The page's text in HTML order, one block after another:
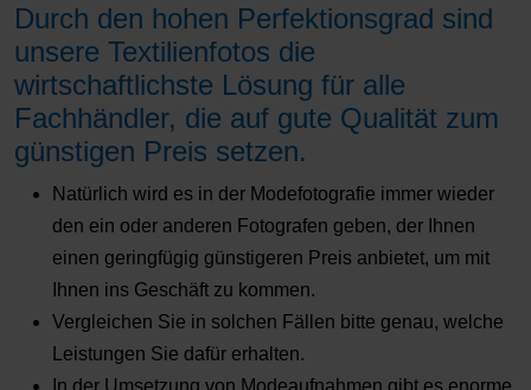
Durch den hohen Perfektionsgrad sind
unsere Textilienfotos die
wirtschaftlichste Lösung für alle
Fachhändler, die auf gute Qualität zum
günstigen Preis setzen.
Natürlich wird es in der Modefotografie immer wieder
den ein oder anderen Fotografen geben, der Ihnen
einen geringfügig günstigeren Preis anbietet, um mit
Ihnen ins Geschäft zu kommen.
Vergleichen Sie in solchen Fällen bitte genau, welche
Leistungen Sie dafür erhalten.
In der Umsetzung von Modeaufnahmen gibt es enorme